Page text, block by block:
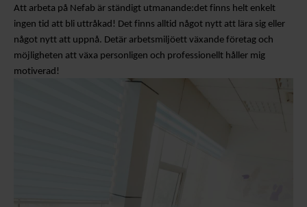
Att arbeta på Nefab är ständigt utmanande:det finns helt enkelt
ingen tid att bli uttråkad! Det finns alltid något nytt att lära sig eller
något nytt att uppnå. Detär arbetsmiljöett växande företag och
möjligheten att växa personligen och professionellt håller mig
motiverad!